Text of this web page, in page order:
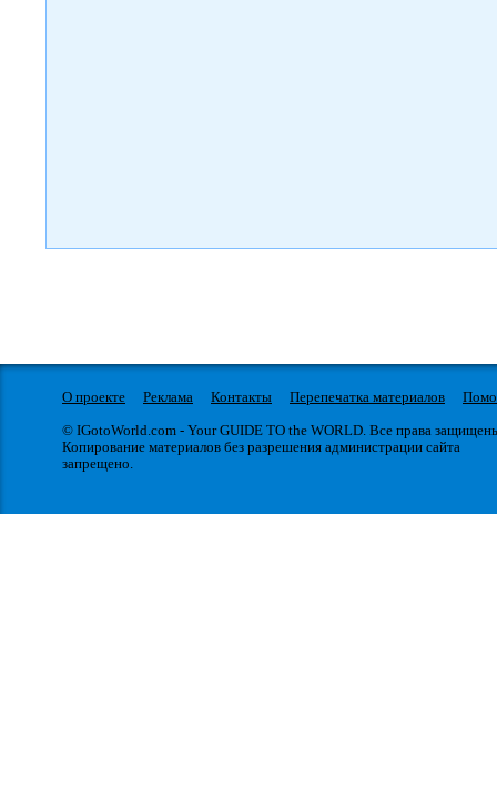
О проекте Реклама Контакты Перепечатка материалов
© IGotoWorld.com - Your GUIDE TO the WORLD. Все права
Копирование материалов без разрешения администрации сайта
запрещено.